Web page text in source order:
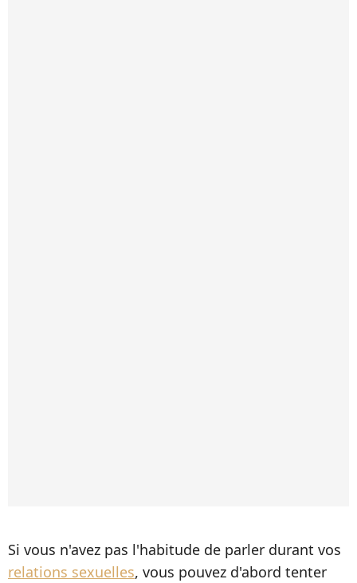
Si vous n'avez pas l'habitude de parler durant vos
relations sexuelles, vous pouvez d'abord tenter